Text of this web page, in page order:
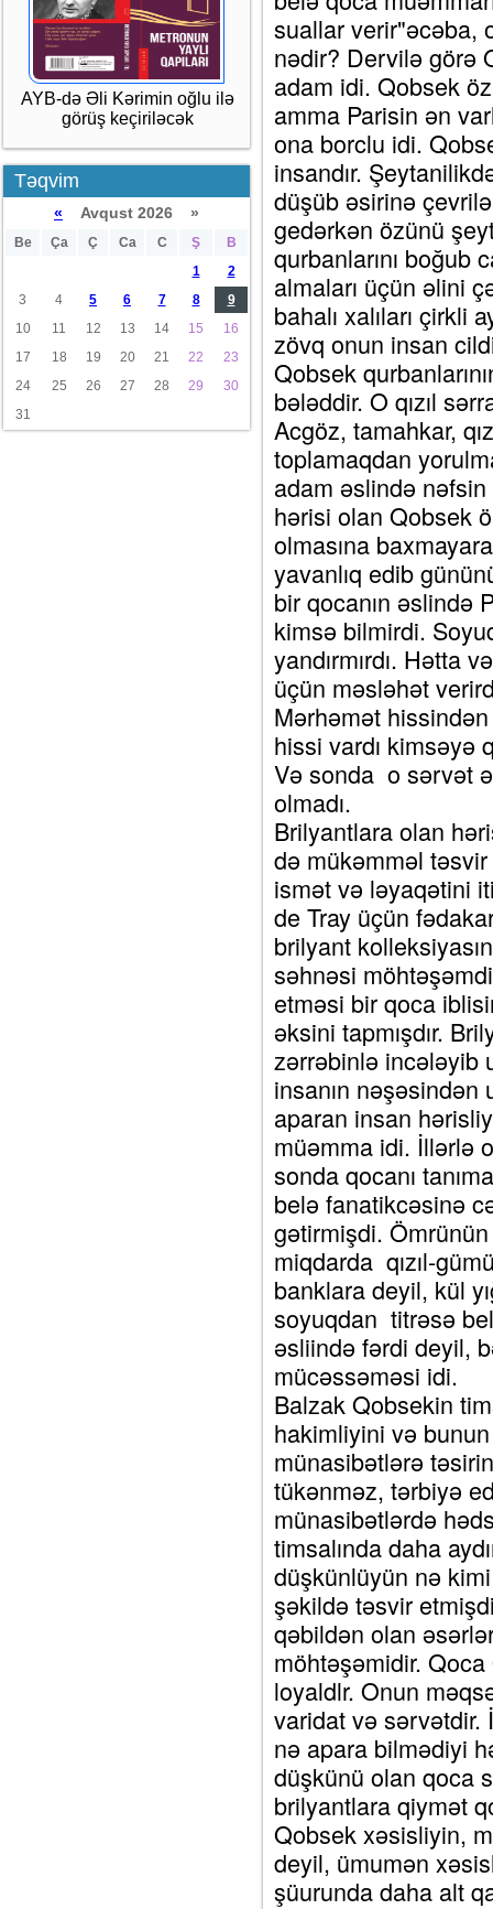
AYB-də Əli Kərimin oğlu ilə
görüş keçiriləcək
Təqvim
« Avqust 2026 »
Be Ça Ç Ca C Ş
B
1
2
3
4 5 6 7 8
9
10
11 12 13 14 15
16
17
18 19 20 21 22
23
24
25 26 27 28 29
30
31
suallar verir"əcəba,
nədir? Dervilə görə
adam idi. Qobsek
amma Parisin ən
ona borclu idi.
insandır.
düşüb əsirinə
gedərkən özünü
qurbanlarını boğub
almaları üçün əlini
bahalı xalıları çirkli
zövq onun insan
Qobsek
bələddir. O qızıl
Acgöz, tamahkar,
toplamaqdan
adam əslində nəfsin
hərisi olan Qobsek
olmasına
yavanlıq edib
bir qocanın əslində
kimsə bilmirdi.
yandırmırdı. Hətta
üçün məsləhət
Mərhəmət
hissi vardı kimsəyə
Və sonda o sərvət
olmadı.
Brilyantlara olan
də mükəmməl
ismət və ləyaqətini
de Tray üçün
brilyant
səhnəsi
etməsi bir qoca
əksini tapmışdır.
zərrəbinlə incələyib
insanın nəşəsindən
aparan insan
müəmma idi. İllərlə
sonda qocanı
belə fanatikcəsinə
gətirmişdi.
miqdarda qızıl-
banklara deyil, kül
soyuqdan titrəsə
əsliində fərdi deyil,
mücəssəməsi idi.
Balzak Qobsekin
hakimliyini və
münasibətlərə
tükənməz, tərbiyə
münasibətlərdə
timsalında daha
düşkünlüyün nə kimi
şəkildə təsvir
qəbildən olan
möhtəşəmidir. Qoca
loyaldlr. Onun
varidat və sərvətdir.
nə apara bilmədiyi
düşkünü olan qoca
brilyantlara qiymət
Qobsek xəsisliyin,
deyil, ümumən
şüurunda daha alt